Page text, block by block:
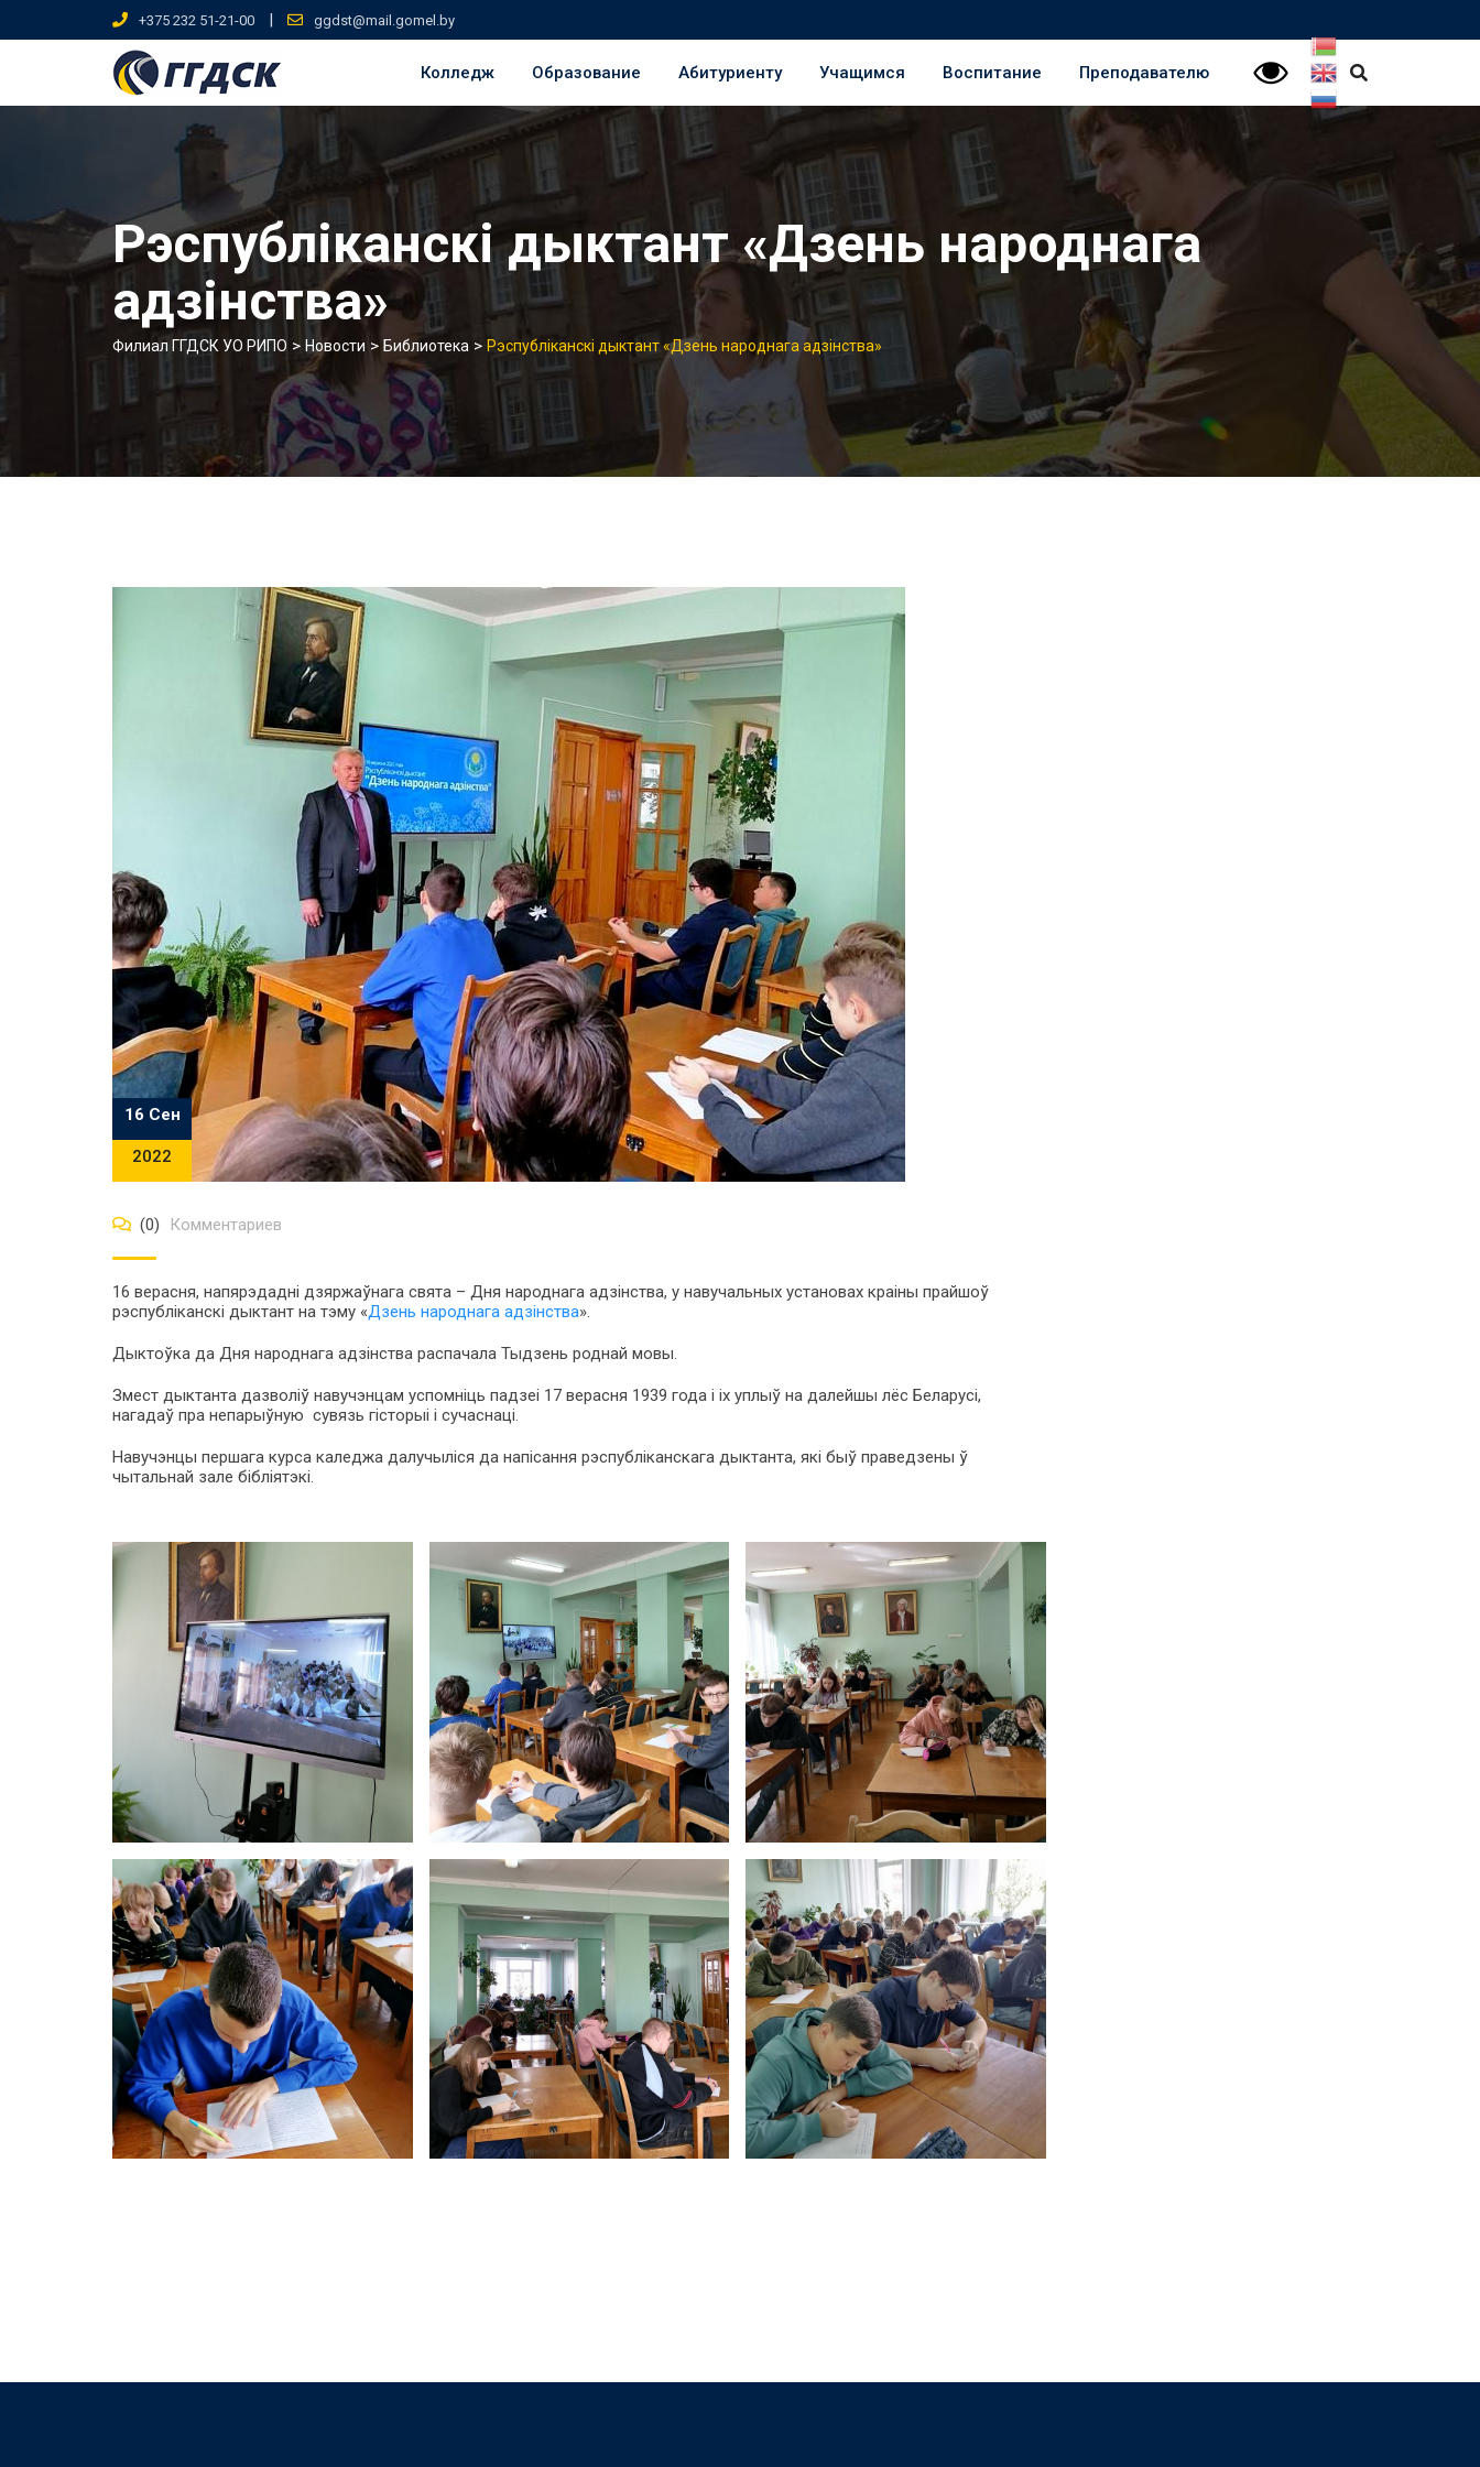
+375 232 51-21-00 | ggdst@mail.gomel.by
Колледж Образование Абитуриенту Учащимся Воспитание Преподавателю
Рэспубліканскі дыктант «Дзень народнага
адзінства»
Филиал ГГДСК УО РИПО > Новости > Библиотека > Рэспубліканскі дыктант «Дзень народнага адзінства»
16 Сен
2022
(0) Комментариев
16 верасня, напярэдадні дзяржаўнага свята – Дня народнага адзінства, у навучальных установах краіны прайшоў
рэспубліканскі дыктант на тэму «Дзень народнага адзінства».
Дыктоўка да Дня народнага адзінства распачала Тыдзень роднай мовы.
Змест дыктанта дазволіў навучэнцам успомніць падзеі 17 верасня 1939 года і іх уплыў на далейшы лёс Беларусі,
нагадаў пра непарыўную сувязь гісторыі і сучаснаці.
Навучэнцы першага курса каледжа далучыліся да напісання рэспубліканскага дыктанта, які быў праведзены ў
чытальнай зале бібліятэкі.